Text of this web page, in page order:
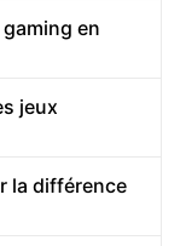
en
jeux
la différence